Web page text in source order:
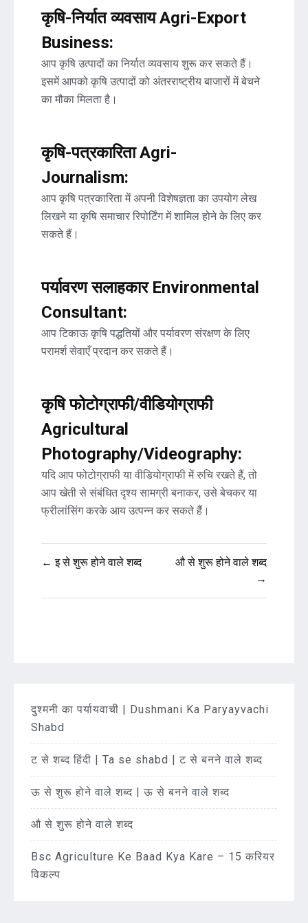
कृषि-निर्यात व्यवसाय Agri-Export
Business:
आप कृषि उत्पादों का निर्यात व्यवसाय शुरू कर सकते हैं।
इसमें आपको कृषि उत्पादों को अंतरराष्ट्रीय बाजारों में बेचने
का मौका मिलता है।
कृषि-पत्रकारिता Agri-
Journalism:
आप कृषि पत्रकारिता में अपनी विशेषज्ञता का उपयोग लेख
लिखने या कृषि समाचार रिपोर्टिंग में शामिल होने के लिए कर
सकते हैं।
पर्यावरण सलाहकार Environmental
Consultant:
आप टिकाऊ कृषि पद्धतियों और पर्यावरण संरक्षण के लिए
परामर्श सेवाएँ प्रदान कर सकते हैं।
कृषि फोटोग्राफी/वीडियोग्राफी
Agricultural
Photography/Videography:
यदि आप फोटोग्राफी या वीडियोग्राफी में रुचि रखते हैं, तो
आप खेती से संबंधित दृश्य सामग्री बनाकर, उसे बेचकर या
फ्रीलांसिंग करके आय उत्पन्न कर सकते हैं।
Post
← इ से शुरू होने वाले शब्द
औ से शुरू होने वाले शब्द
→
दुश्मनी का पर्यायवाची | Dushmani Ka Paryayvachi
Shabd
ट से शब्द हिंदी | Ta se shabd | ट से बनने वाले शब्द
ऊ से शुरू होने वाले शब्द | ऊ से बनने वाले शब्द
औ से शुरू होने वाले शब्द
Bsc Agriculture Ke Baad Kya Kare – 15 करियर
विकल्प